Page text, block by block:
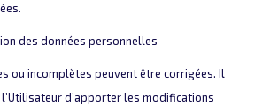
des données personnelles
ou incomplètes peuvent être corrigées. Il
d’apporter les modifications